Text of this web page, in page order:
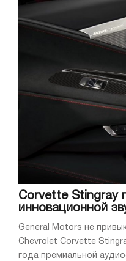
Corvette Stingray
инновационной
General Motors не
Chevrolet Corvette
года премиальной